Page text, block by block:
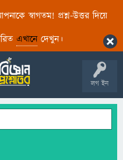
স্বাগতম! প্রশ্ন-উত্তর দিয়ে
এখানেদেখুন।
লগ ইন